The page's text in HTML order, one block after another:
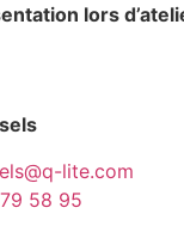
lors
lite.com
58 95